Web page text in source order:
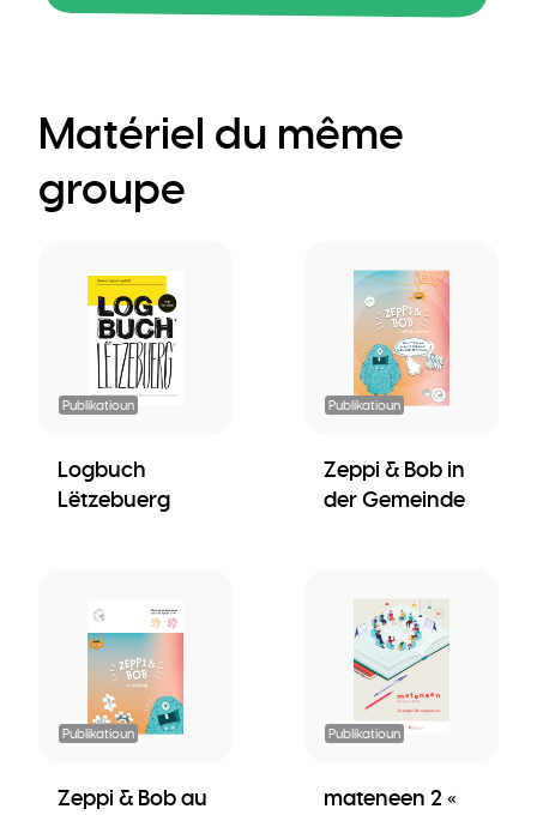
Matériel du même
groupe
Publikatioun
Logbuch
Lëtzebuerg
Publikatioun
Zeppi & Bob in
der Gemeinde
Publikatioun
Zeppi & Bob au
Publikatioun
mateneen 2 «